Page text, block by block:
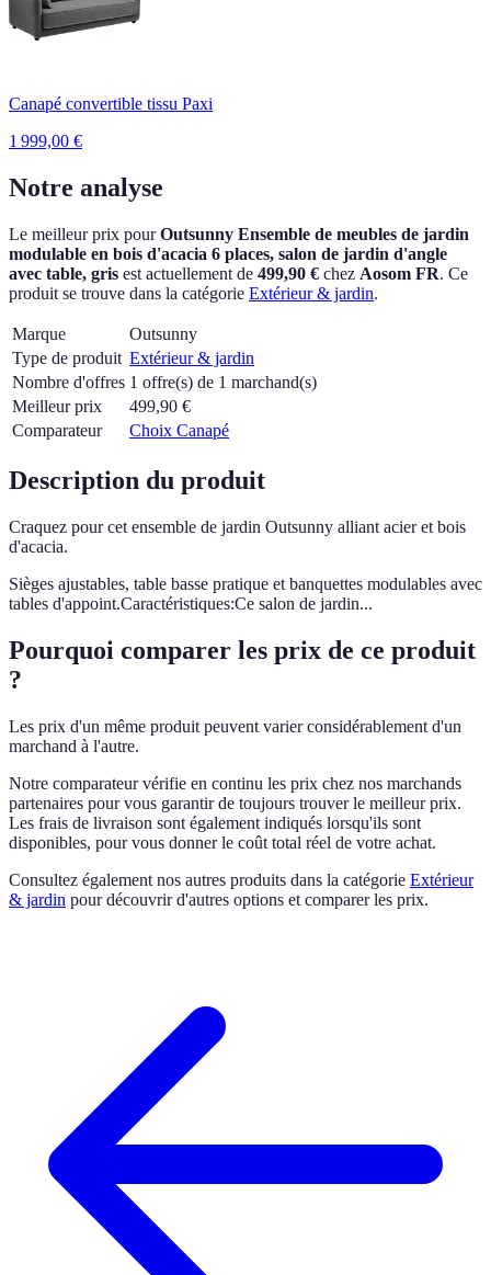
Canapé convertible tissu Paxi
1 999,00 €
Notre analyse
Le meilleur prix pourOutsunny Ensemble de meubles de jardin
modulable en bois d'acacia 6 places, salon de jardin d'angle
avec table, gris est actuellement de 499,90 € chez Aosom FR. Ce
produit se trouve dans la catégorie Extérieur & jardin.
Marque
Outsunny
Type de produit Extérieur & jardin
Nombre d'offres 1 offre(s) de 1 marchand(s)
Meilleur prix
499,90 €
Comparateur
Choix Canapé
Description du produit
Craquez pour cet ensemble de jardin Outsunny alliant acier et bois
d'acacia.
Sièges ajustables, table basse pratique et banquettes modulables avec
tables d'appoint.Caractéristiques:Ce salon de jardin...
Pourquoi comparer les prix de ce produit
?
Les prix d'un même produit peuvent varier considérablement d'un
marchand à l'autre.
Notre comparateur vérifie en continu les prix chez nos marchands
partenaires pour vous garantir de toujours trouver le meilleur prix.
Les frais de livraison sont également indiqués lorsqu'ils sont
disponibles, pour vous donner le coût total réel de votre achat.
Consultez également nos autres produits dans la catégorie Extérieur
& jardin pour découvrir d'autres options et comparer les prix.